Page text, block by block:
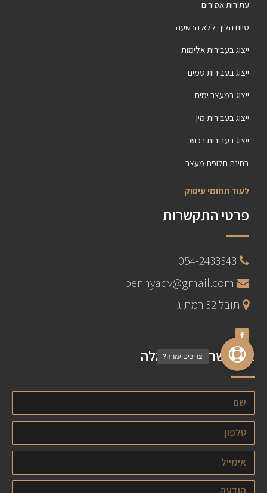
עתירות אסירים
סיום הליך ללא הרשעה
ייצוג בעבירות אלימות
ייצוג בעבירות סמים
ייצוג במעצר ימים
ייצוג בעבירות מין
ייצוג בעבירות רכוש
בחינת חלופת מעצר
לעוד תחומי עיסוק
פרטי התקשרות
054-2433343
bennyadv@gmail.com
תובל 32 רמת גן
צרו קשר - לכל שאלה
צריכים עזרה?